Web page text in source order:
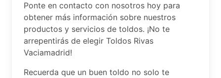
Ponte en contacto con nosotros hoy para
obtener más información sobre nuestros
productos y servicios de toldos. ¡No te
arrepentirás de elegir Toldos Rivas
Vaciamadrid!
Recuerda que un buen toldo no solo te